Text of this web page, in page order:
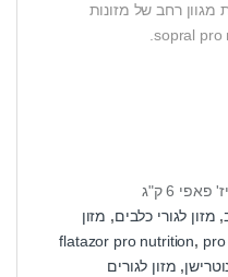
רחב של מזונות
6 ק"ג
, מזון לגורי כלבים, מזון
flatazor pro nutrition,
, מזון לגורים